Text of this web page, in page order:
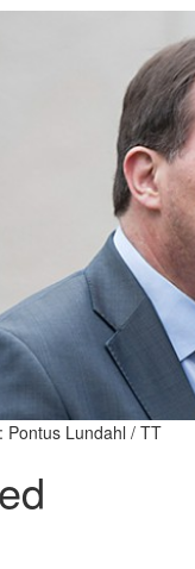
Pontus Lundahl / TT